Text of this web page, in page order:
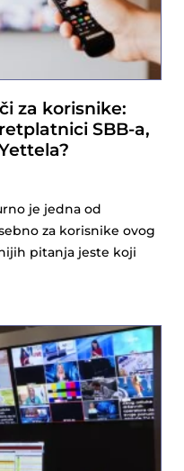
za korisnike:
SBB-a,
je jedna od
za korisnike ovog
pitanja jeste koji